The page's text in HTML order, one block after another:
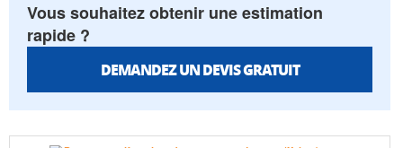
Vous souhaitez obtenir une estimation
rapide ?
DEMANDEZ UN DEVIS GRATUIT